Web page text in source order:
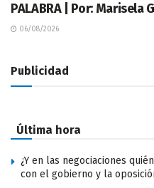
PALABRA | Por: Marisela
06/08/2026
Publicidad
Última hora
¿Y en las negociaciones
con el gobierno y la